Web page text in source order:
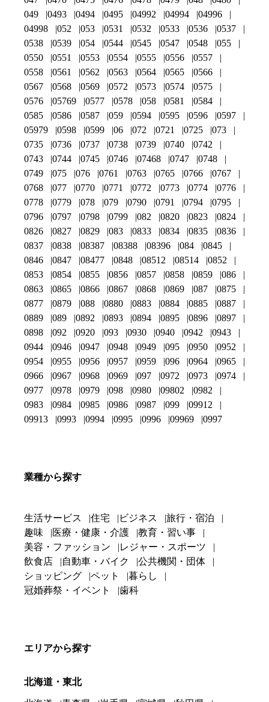
049
0493 0494 0495 04992 04994
04996
04998
052 053 0531 0532 0533 0536
0537
0538
0539 054 0544 0545 0547 0548
055
0550
0551 0553 0554 0555 0556
0557
0558
0561 0562 0563 0564 0565
0566
0567
0568 0569 0572 0573 0574
0575
0576
05769 0577 0578 058 0581
0584
0585
0586 0587 059 0594 0595 0596
0597
05979
0598 0599 06 072 0721 0725
073
0735
0736 0737 0738 0739 0740
0742
0743
0744 0745 0746 07468 0747
0748
0749
075 076 0761 0763 0765 0766
0767
0768
077 0770 0771 0772 0773 0774
0776
0778
0779 078 079 0790 0791 0794
0795
0796
0797 0798 0799 082 0820 0823
0824
0826
0827 0829 083 0833 0834 0835
0836
0837
0838 08387 08388 08396 084
0845
0846
0847 08477 0848 08512 08514
0852
0853
0854 0855 0856 0857 0858 0859
086
0863
0865 0866 0867 0868 0869 087
0875
0877
0879 088 0880 0883 0884 0885
0887
0889
089 0892 0893 0894 0895 0896
0897
0898
092 0920 093 0930 0940 0942
0943
0944
0946 0947 0948 0949 095 0950
0952
0954
0955 0956 0957 0959 096 0964
0965
0966
0967 0968 0969 097 0972 0973
0974
0977
0978 0979 098 0980 09802
0982
0983
0984 0985 0986 0987 099
09912
09913
0993 0994 0995 0996 09969 0997
業種から探す
生活サービス 住宅 ビジネス
旅行・宿泊
趣味
医療・健康・介護
教育・習い事
美容・ファッション
レジャー・スポーツ
飲食店
自動車・バイク
公共機関・団体
ショッピング
ペット
暮らし
冠婚葬祭・イベント
歯科
エリアから探す
北海道・東北